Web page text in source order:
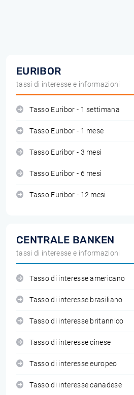
EURIBOR
tassi di interesse e informazioni
Tasso Euribor - 1 settimana
Tasso Euribor - 1 mese
Tasso Euribor - 3 mesi
Tasso Euribor - 6 mesi
Tasso Euribor - 12 mesi
CENTRALE BANKEN
tassi di interesse e informazioni
Tasso di interesse americano
Tasso di interesse brasiliano
Tasso di interesse britannico
Tasso di interesse cinese
Tasso di interesse europeo
Tasso di interesse canadese